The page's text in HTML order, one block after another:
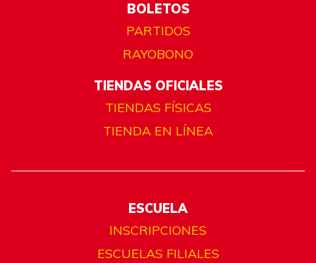
BOLETOS
PARTIDOS
RAYOBONO
TIENDAS OFICIALES
TIENDAS FÍSICAS
TIENDA EN LÍNEA
ESCUELA
INSCRIPCIONES
ESCUELAS FILIALES